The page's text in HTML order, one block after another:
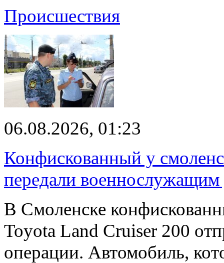
Происшествия
06.08.2026, 01:23
Конфискованный у
передали
В Смоленске
Toyota Land Cruiser 200
операции. Автомобиль,